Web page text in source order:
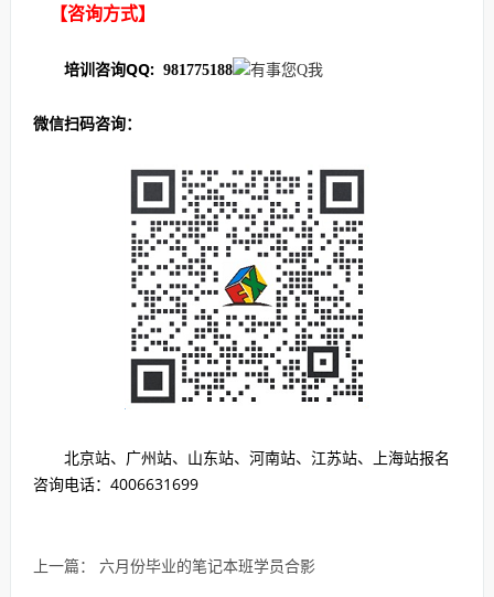
【咨询方式】
培训咨询QQ: 981775188
微信扫码咨询：
北京站、广州站、山东站、河南站、江苏站、上海站报名
咨询电话：4006631699
上一篇： 六月份毕业的笔记本班学员合影